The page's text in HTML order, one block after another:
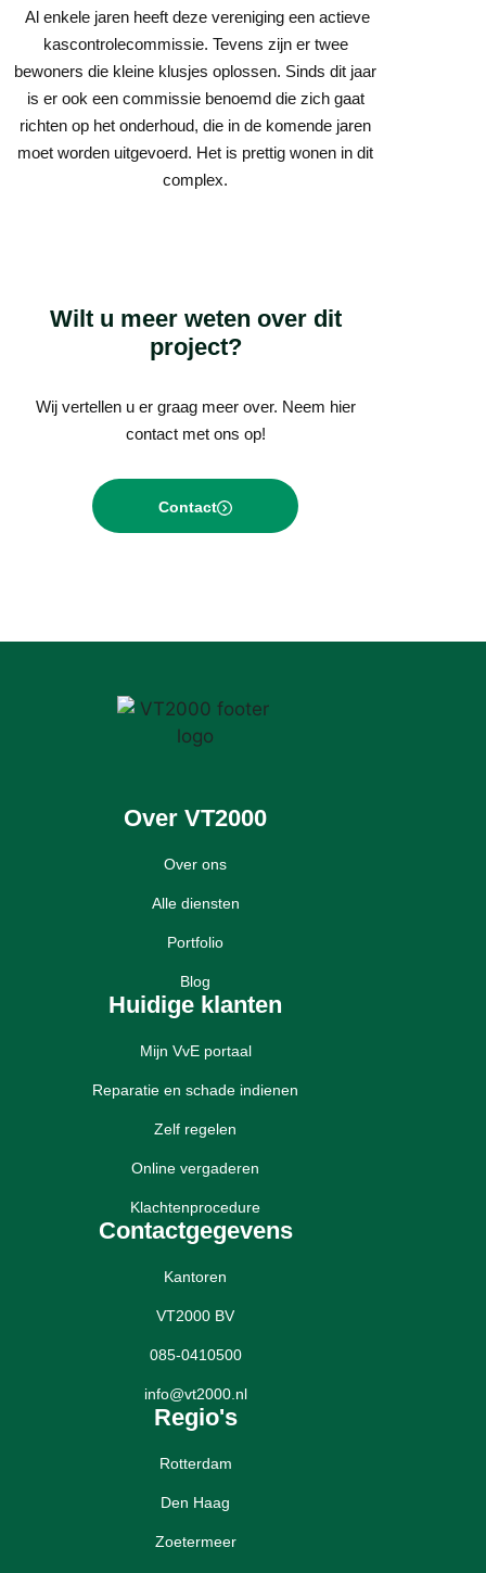
Al enkele jaren heeft deze vereniging een actieve
kascontrolecommissie. Tevens zijn er twee
bewoners die kleine klusjes oplossen. Sinds dit jaar
is er ook een commissie benoemd die zich gaat
richten op het onderhoud, die in de komende jaren
moet worden uitgevoerd. Het is prettig wonen in dit
complex.
Wilt u meer weten over dit
project?
Wij vertellen u er graag meer over. Neem hier
contact met ons op!
Contact
Over VT2000
Over ons
Alle diensten
Portfolio
Blog
Huidige klanten
Mijn VvE portaal
Reparatie en schade indienen
Zelf regelen
Online vergaderen
Klachtenprocedure
Contactgegevens
Kantoren
VT2000 BV
085-0410500
info@vt2000.nl
Regio's
Rotterdam
Den Haag
Zoetermeer